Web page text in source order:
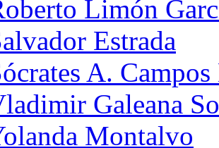
Limón
Estrada
A.
Galeana
Montalvo